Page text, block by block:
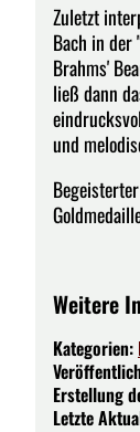
Zuletzt
Bach in der
Brahms'
ließ dann
und
Weitere
Kategorien:
Erstellung
Letzte